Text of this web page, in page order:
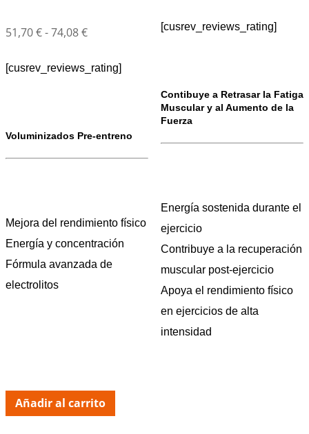
51,70€-74,08€
[cusrev_reviews_rating]
Voluminizados Pre-entreno
Mejora del rendimiento físico
Energía y concentración
Fórmula avanzada de
electrolitos
Añadir al carrito
[cusrev_reviews_rating]
Contibuye a Retrasar la Fatiga
Muscular y al Aumento de la
Fuerza
Energía sostenida durante el
ejercicio
Contribuye a la recuperación
muscular post-ejercicio
Apoya el rendimiento físico
en ejercicios de alta
intensidad